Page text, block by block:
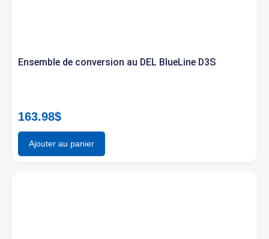
Ensemble de conversion au DEL BlueLine D3S
163.98$
Ajouter au panier